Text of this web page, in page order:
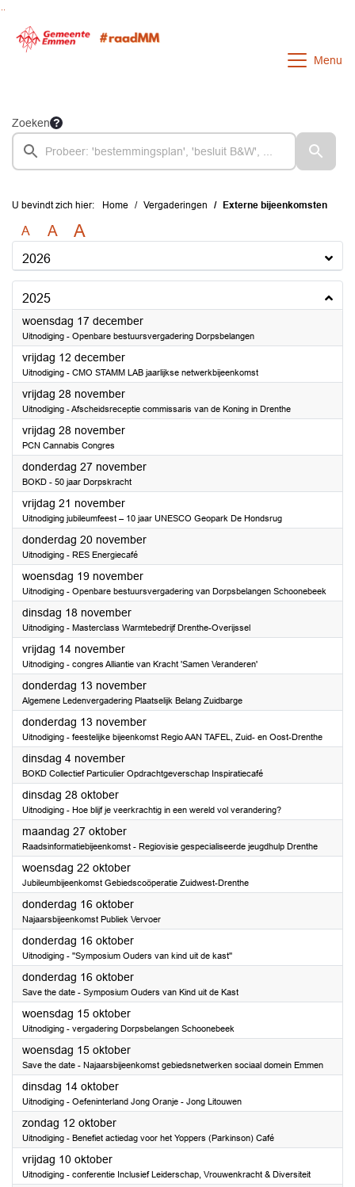
Menu
Zoeken
U bevindt zich hier: Home Vergaderingen Externe bijeenkomsten
A A A
2026
2025
woensdag 17 december2025
Uitnodiging - Openbare bestuursvergadering Dorpsbelangen
vrijdag 12 december2025
Uitnodiging - CMO STAMM LAB jaarlijkse netwerkbijeenkomst
vrijdag 28 november2025
Uitnodiging - Afscheidsreceptie commissaris van de Koning in Drenthe
vrijdag 28 november2025
PCN Cannabis Congres
donderdag 27 november2025
BOKD - 50 jaar Dorpskracht
vrijdag 21 november2025
Uitnodiging jubileumfeest – 10 jaar UNESCO Geopark De Hondsrug
donderdag 20 november2025
Uitnodiging - RES Energiecafé
woensdag 19 november2025
Uitnodiging - Openbare bestuursvergadering van Dorpsbelangen Schoonebeek
dinsdag 18 november2025
Uitnodiging - Masterclass Warmtebedrijf Drenthe-Overijssel
vrijdag 14 november2025
Uitnodiging - congres Alliantie van Kracht 'Samen Veranderen'
donderdag 13 november2025
Algemene Ledenvergadering Plaatselijk Belang Zuidbarge
donderdag 13 november2025
Uitnodiging - feestelijke bijeenkomst Regio AAN TAFEL, Zuid- en Oost-Drenthe
dinsdag 4 november2025
BOKD Collectief Particulier Opdrachtgeverschap Inspiratiecafé
dinsdag 28 oktober2025
Uitnodiging - Hoe blijf je veerkrachtig in een wereld vol verandering?
maandag 27 oktober2025
Raadsinformatiebijeenkomst - Regiovisie gespecialiseerde jeugdhulp Drenthe
woensdag 22 oktober2025
Jubileumbijeenkomst Gebiedscoöperatie Zuidwest-Drenthe
donderdag 16 oktober2025
Najaarsbijeenkomst Publiek Vervoer
donderdag 16 oktober2025
Uitnodiging - ''Symposium Ouders van kind uit de kast''
donderdag 16 oktober2025
Save the date - Symposium Ouders van Kind uit de Kast
woensdag 15 oktober2025
Uitnodiging - vergadering Dorpsbelangen Schoonebeek
woensdag 15 oktober2025
Save the date - Najaarsbijeenkomst gebiedsnetwerken sociaal domein Emmen
dinsdag 14 oktober2025
Uitnodiging - Oefeninterland Jong Oranje - Jong Litouwen
zondag 12 oktober2025
Uitnodiging - Benefiet actiedag voor het Yoppers (Parkinson) Café
vrijdag 10 oktober2025
Uitnodiging - conferentie Inclusief Leiderschap, Vrouwenkracht & Diversiteit